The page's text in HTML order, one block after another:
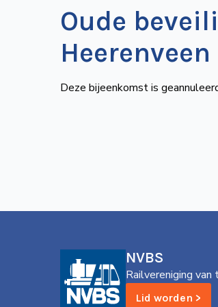
Oude
Deze bijeenkomst is
NVBS
Railvereniging van
Lid worden >